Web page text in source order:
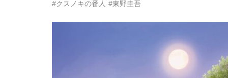
#クスノキの番人 #東野圭吾